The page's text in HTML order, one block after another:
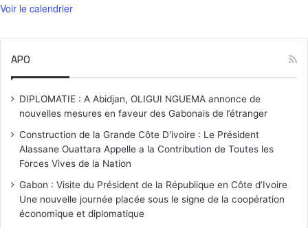
Voir le calendrier
APO
DIPLOMATIE : A Abidjan, OLIGUI NGUEMA annonce de
nouvelles mesures en faveur des Gabonais de l’étranger
Construction de la Grande Côte D'ivoire : Le Président
Alassane Ouattara Appelle a la Contribution de Toutes les
Forces Vives de la Nation
Gabon : Visite du Président de la République en Côte d’Ivoire
Une nouvelle journée placée sous le signe de la coopération
économique et diplomatique